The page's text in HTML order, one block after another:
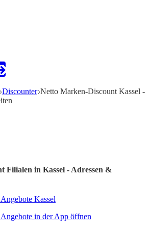
Discounter Netto Marken-Discount Kassel -
Filialen in Kassel - Adressen &
Kassel
in der App öffnen